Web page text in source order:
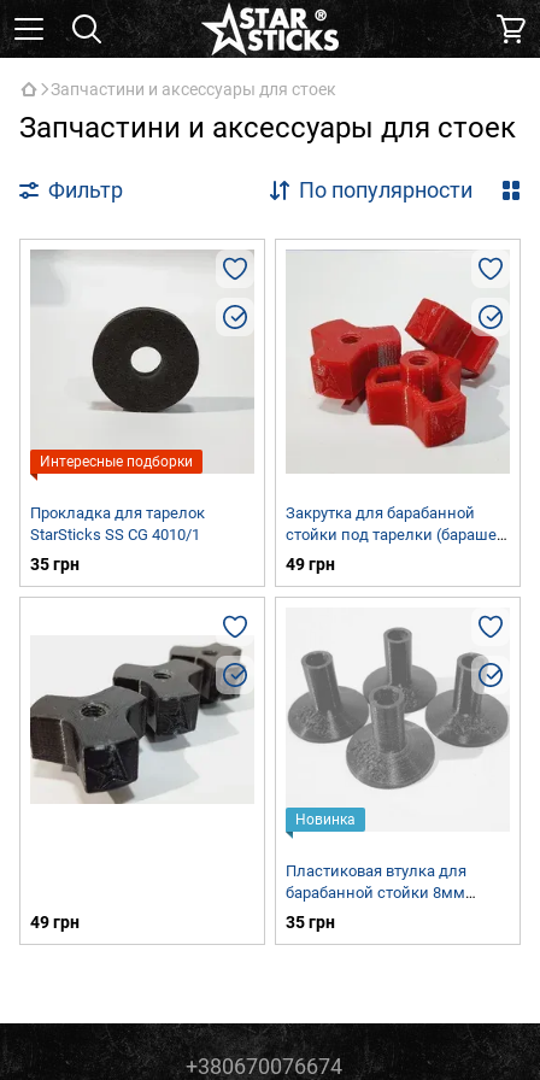
Запчастини и аксессуары для стоек
Запчастини и аксессуары для стоек
Фильтр По популярности
Интересные подборки
Прокладка для тарелок
StarSticks SS CG 4010/1
35 грн
Закрутка для барабанной
стойки под тарелки (барашек-
фиксатор) StarSticks SS-WN-8
49 грн
49 грн
Новинка
Пластиковая втулка для
барабанной стойки 8мм
StarSticks SS-CS-8
35 грн
+380670076674